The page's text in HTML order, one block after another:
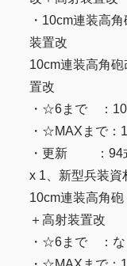
・10cm連装高
装置改
10cm連装高角
置改
・☆6まで ：
・☆MAXまで：
・更新 ：94式
x 1、新型兵装資
10cm連装高角
＋高射装置改
・☆6まで ：な